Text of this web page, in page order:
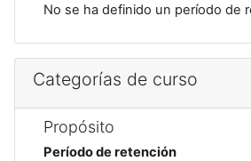
No se ha definido un período de
Categorías de curso
Propósito
Período de retención